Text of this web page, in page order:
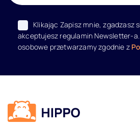
Klikając Zapisz mnie, zgadzasz
akceptujesz regulamin Newsletter-
osobowe przetwarzamy zgodnie z
Dane kontaktowe i